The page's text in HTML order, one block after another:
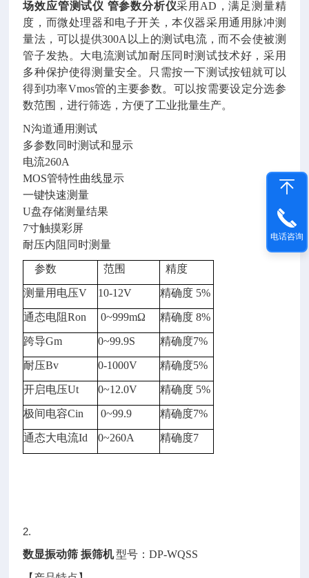
场效应管测试仪 管参数分析仪采用 AD，满足测量精
度，而微处理器和电子开关，本仪器采用通用脉冲测
量法，可以提供300A以上的测试电流，而不会使被测
管子发热。大电流测试加耐压同时测试技术好，采用
多种保护使得测量安全。只需按一下测试按钮就可以
得到功率Vmos管的主要参数。可以按需要设定分选参
数范围，进行筛选，方便了工业批量生产。
N沟道通用测试
多参数同时测试和显示
电流260A
MOS管特性曲线显示
一键快速测量
U盘存储测量结果
7寸触摸彩屏
耐压内阻同时测量
参数 范围 精度
测量用电压V 10-12V 精确度 5%
通态电阻Ron 0~999mΩ 精确度 8%
跨导Gm 0~99.9S 精确度7%
耐压Bv 0-1000V 精确度5%
开启电压Ut 0~12.0V 精确度 5%
极间电容Cin 0~99.9 精确度7%
通态大电流Id 0~260A 精确度7
2.
数显振动筛 振筛机型号：DP-WQSS
电话咨询